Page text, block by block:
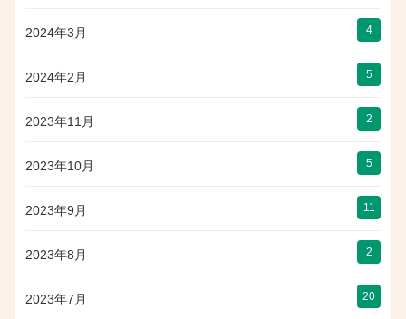
2024年3月 4
2024年2月 5
2023年11月 2
2023年10月 5
2023年9月 11
2023年8月 2
2023年7月 20